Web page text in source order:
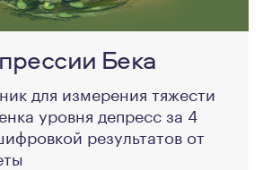
Бека
для измерения тяжести
уровня депресс за 4
результатов от